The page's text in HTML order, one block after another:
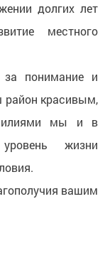
долгих лет
местного
за понимание и
район красивым,
мы и в
жизни
вашим